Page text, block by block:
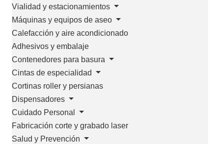
Vialidad y estacionamientos
Máquinas y equipos de aseo
Calefacción y aire acondicionado
Adhesivos y embalaje
Contenedores para basura
Cintas de especialidad
Cortinas roller y persianas
Dispensadores
Cuidado Personal
Fabricación corte y grabado laser
Salud y Prevención